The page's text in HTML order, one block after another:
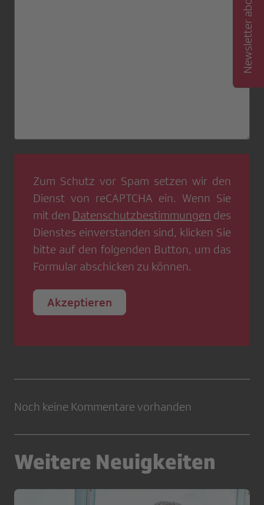
Zum Schutz vor Spam setzen wir den
Dienst von reCAPTCHA ein. Wenn Sie
mit den Datenschutzbestimmungen des
Dienstes einverstanden sind, klicken Sie
bitte auf den folgenden Button, um das
Formular abschicken zu können.
Akzeptieren
Noch keine Kommentare vorhanden
Weitere Neuigkeiten